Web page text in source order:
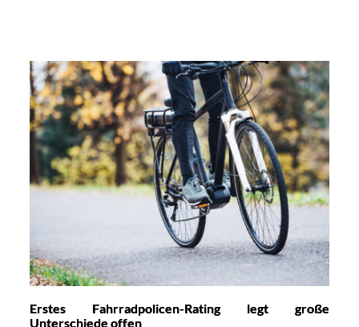
Erstes Fahrradpolicen-Rating legt große
Unterschiede offen